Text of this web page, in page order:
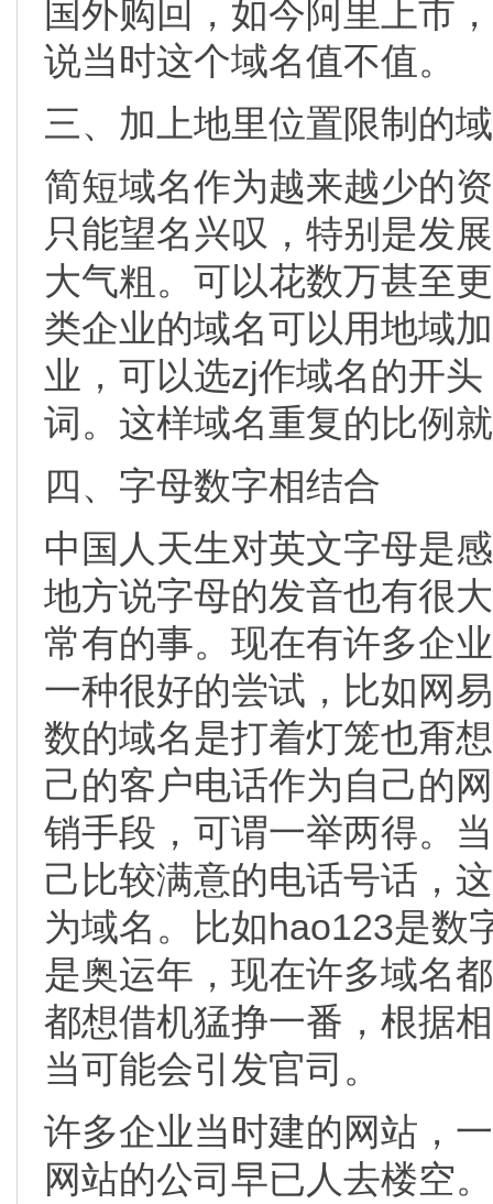
国外购回，如今阿里上市
说当时这个域名值不值。
三、加上地里位置限制的
简短域名作为越来越少的
只能望名兴叹，特别是发
大气粗。可以花数万甚至
类企业的域名可以用地域
业，可以选zj作域名的开
词。这样域名重复的比例
四、字母数字相结合
中国人天生对英文字母是
地方说字母的发音也有很
常有的事。现在有许多企
一种很好的尝试，比如网
数的域名是打着灯笼也甭
己的客户电话作为自己的
销手段，可谓一举两得。
己比较满意的电话号话，
为域名。比如hao123是数
是奥运年，现在许多域名
都想借机猛挣一番，根据
当可能会引发官司。
许多企业当时建的网站，
网站的公司早已人去楼空